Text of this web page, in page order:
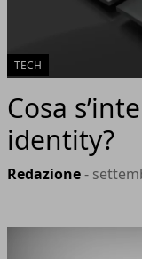
TECH
Cosa
identity?
Redazione-